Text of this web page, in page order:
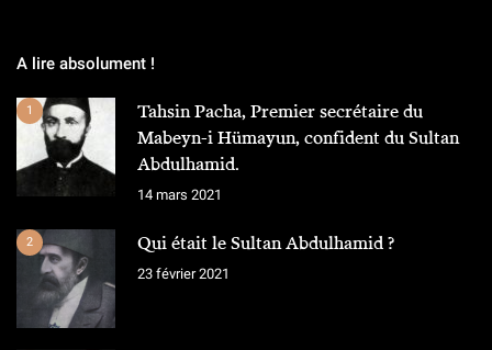
A lire absolument !
1
Tahsin Pacha, Premier secrétaire du
Mabeyn-i Hümayun, confident du Sultan
Abdulhamid.
14 mars 2021
2 Qui était le Sultan Abdulhamid ?
23 février 2021